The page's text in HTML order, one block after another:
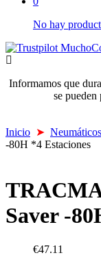
No hay
Informamos que
se pueden
Inicio ➤ Neumáticos
-80H *4 Estaciones
Saver -
€47.11